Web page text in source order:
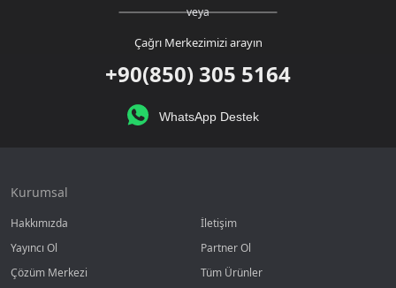
veya
Çağrı Merkezimizi arayın
+90(850) 305 5164
WhatsApp Destek
Kurumsal
Hakkımızda
İletişim
Yayıncı Ol
Partner Ol
Çözüm Merkezi
Tüm Ürünler